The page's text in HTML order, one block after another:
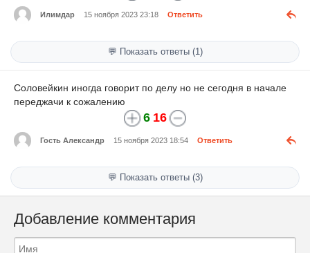
Илимдар 15 ноября 2023 23:18 Ответить
💬 Показать ответы (1)
Соловейкин иногда говорит по делу но не сегодня в начале
переджачи к сожалению
6 16
Гость Александр 15 ноября 2023 18:54 Ответить
💬 Показать ответы (3)
Добавление комментария